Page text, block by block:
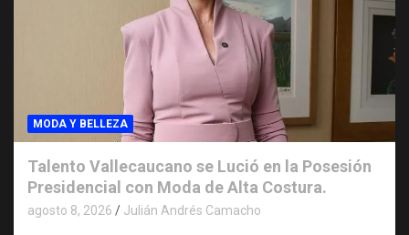
MODA Y BELLEZA
Talento Vallecaucano se Lució en la Posesión
Presidencial con Moda de Alta Costura.
agosto 8, 2026 Julián Andrés Camacho